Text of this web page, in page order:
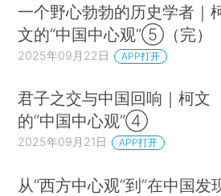
一个野心勃勃的历史学者｜
文的“中国中心观”⑤（完）
2025年09月22日 APP打开
君子之交与中国回响｜柯文
的“中国中心观”④
2025年09月21日 APP打开
从“西方中心观”到“在中国发